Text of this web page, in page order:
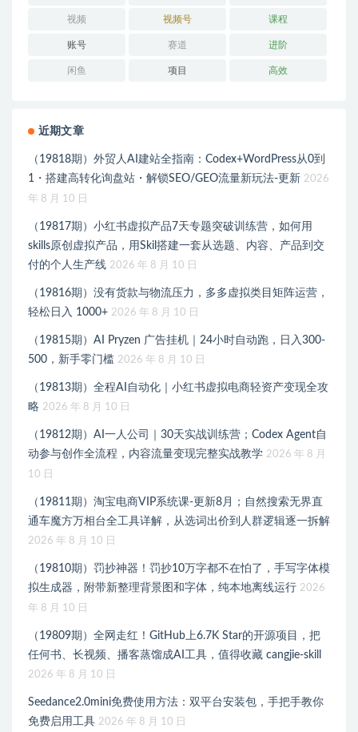
视频 视频号 课程
账号 赛道 进阶
闲鱼 项目 高效
近期文章
（19818期）外贸人AI建站全指南：Codex+WordPress从0到
1・搭建高转化询盘站・解锁SEO/GEO流量新玩法-更新 2026
年 8 月 10 日
（19817期）小红书虚拟产品7天专题突破训练营，如何用
skills原创虚拟产品，用Skil搭建一套从选题、内容、产品到交
付的个人生产线 2026 年 8 月 10 日
（19816期）没有货款与物流压力，多多虚拟类目矩阵运营，
轻松日入 1000+ 2026 年 8 月 10 日
（19815期）AI Pryzen 广告挂机｜24小时自动跑，日入300-
500，新手零门槛 2026 年 8 月 10 日
（19813期）全程AI自动化｜小红书虚拟电商轻资产变现全攻
略 2026 年 8 月 10 日
（19812期）AI一人公司｜30天实战训练营；Codex Agent自
动参与创作全流程，内容流量变现完整实战教学 2026 年 8 月
10 日
（19811期）淘宝电商VIP系统课-更新8月；自然搜索无界直
通车魔方万相台全工具详解，从选词出价到人群逻辑逐一拆解
2026 年 8 月 10 日
（19810期）罚抄神器！罚抄10万字都不在怕了，手写字体模
拟生成器，附带新整理背景图和字体，纯本地离线运行 2026
年 8 月 10 日
（19809期）全网走红！GitHub上6.7K Star的开源项目，把
任何书、长视频、播客蒸馏成AI工具，值得收藏 cangjie-skill
2026 年 8 月 10 日
Seedance2.0mini免费使用方法：双平台安装包，手把手教你
免费启用工具 2026 年 8 月 10 日